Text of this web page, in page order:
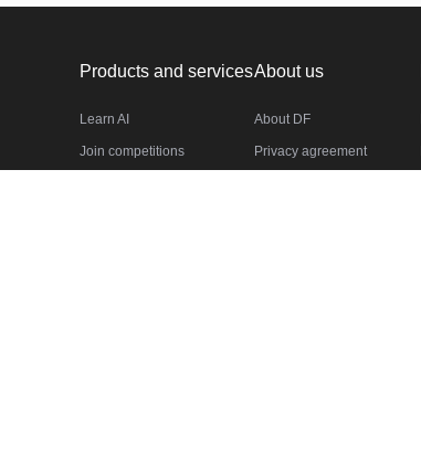
Products and services
Learn AI
Join competitions
About us
About DF
Privacy agreement